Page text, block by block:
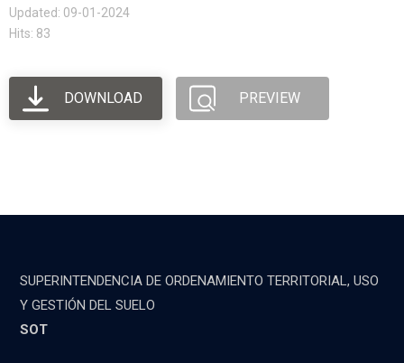
Updated: 09-01-2024
Hits: 83
DOWNLOAD PREVIEW
SUPERINTENDENCIA DE ORDENAMIENTO TERRITORIAL, USO
Y GESTIÓN DEL SUELO
SOT